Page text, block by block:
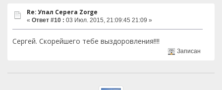
Re: Упал Серега Zorge
« Ответ #10 : 03 Июл. 2015, 21:09:45 21:09 »
Сергей. Скорейшего тебе выздоровления!!!!
Записан